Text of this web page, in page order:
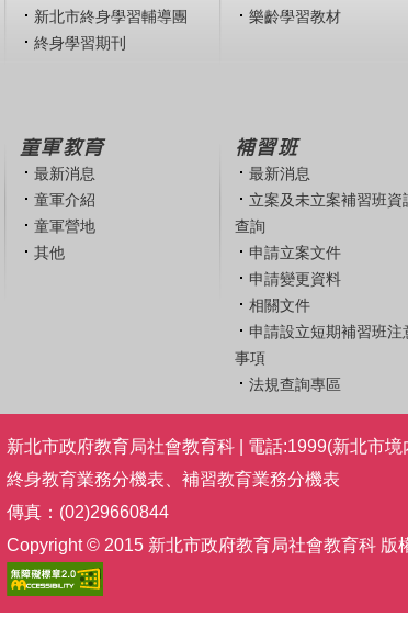
新北市終身學習輔導團
終身學習期刊
樂齡學習教材
童軍教育
最新消息
童軍介紹
童軍營地
其他
補習班
最新消息
立案及未立案補習班資
查詢
申請立案文件
申請變更資料
相關文件
申請設立短期補習班注
事項
法規查詢專區
新北市政府教育局社會教育科 | 電話:1999(新北市
終身教育業務分機表
補習教育業務分機表
傳真：(02)29660844
Copyright © 2015 新北市政府教育局社會教育科 版